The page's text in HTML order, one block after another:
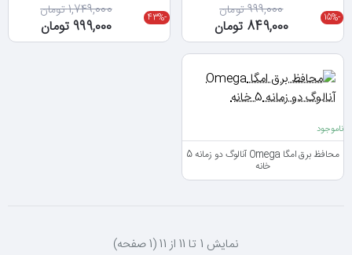
-15% 849,000 تومان
999,000 تومان -43% 999,000 تومان
1,749,000 تومان
ناموجود
محافظ برق امگا Omega آنالوگ دو زمانه 5
خانه
نمايش 1 تا 11 از 11 (1 صفحه)